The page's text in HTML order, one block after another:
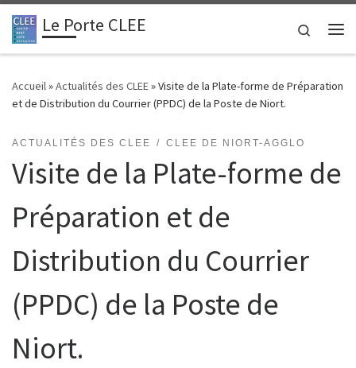
Passer au contenu
Le Porte CLEE
Search
Accueil»Actualités des CLEE»Visite de la Plate-forme de Préparation
et de Distribution du Courrier (PPDC) de la Poste de Niort.
ACTUALITÉS DES CLEE CLEE DE NIORT-AGGLO
Visite de la Plate-forme de
Préparation et de
Distribution du Courrier
(PPDC) de la Poste de
Niort.